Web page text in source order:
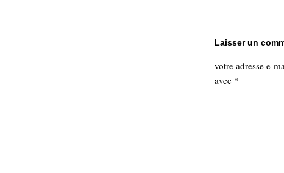
Laisser un
votre adresse e-
avec *